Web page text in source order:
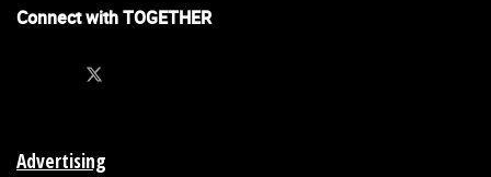
Connect with TOGETHER
Advertising